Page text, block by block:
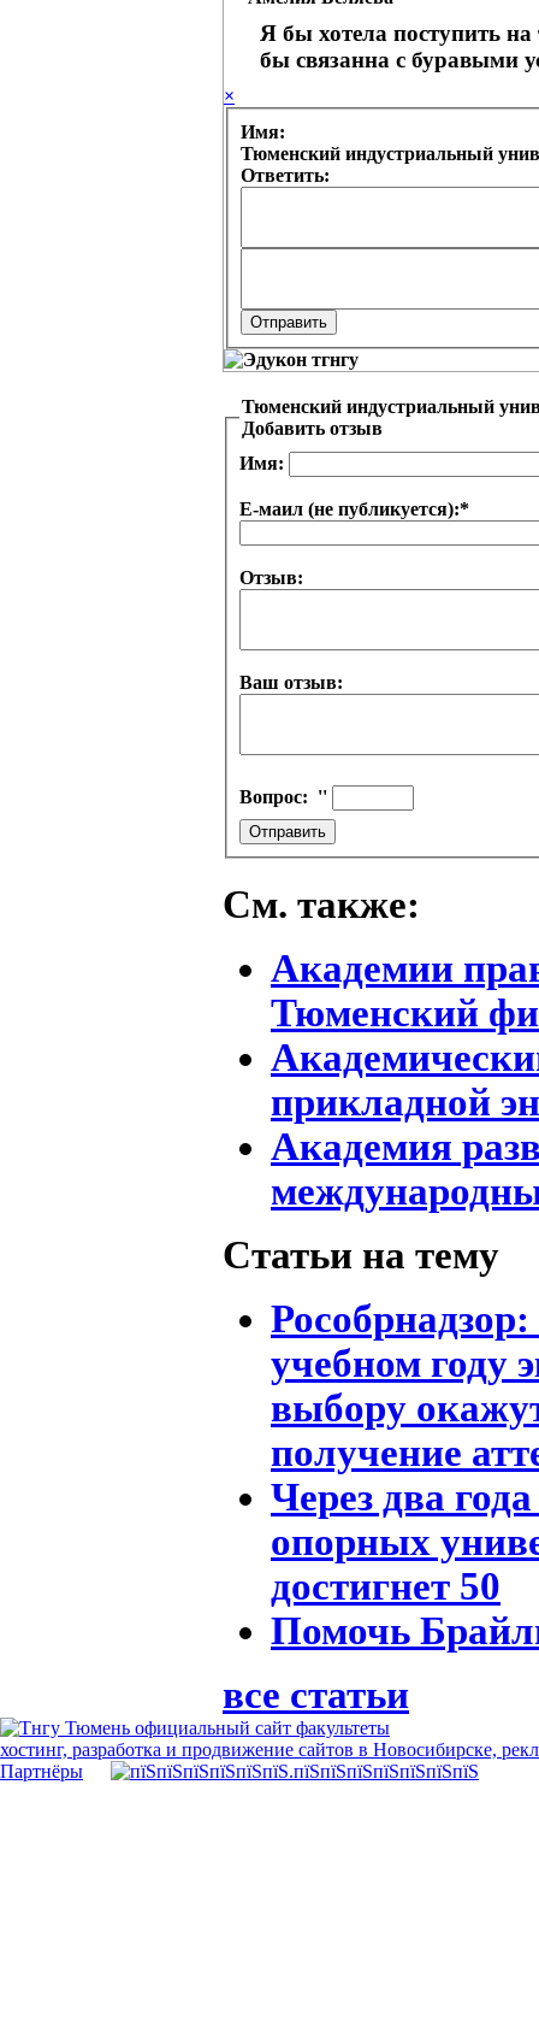
Я бы хотела поступить
бы связанна с буравыми
×
Имя:
Тюменский индустриальный
Ответить:
Тюменский индустриальный
Добавить отзыв
Имя:
Е-маил (не публикуется):*
Отзыв:
Ваш отзыв:
Вопрос: ''
См. также:
Академии
Тюменский
прикладной
Академия
Статьи на тему
учебном году
выбору
получение
Через два
опорных
достигнет 50
Помочь
все статьи
хостинг, разработка и продвижение сайтов в Новосибирске,
Партнёры